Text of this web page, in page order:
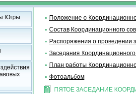
Югры
Положение о
Состав Координационного
Распоряжения о проведении
Заседания
План работы
Фотоальбом
ПЯТОЕ ЗАСЕДАНИЕ